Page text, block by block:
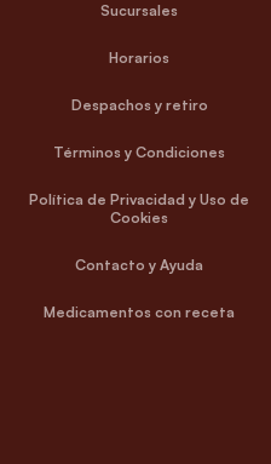
Sucursales
Horarios
Despachos y retiro
Términos y Condiciones
Política de Privacidad y Uso de
Cookies
Contacto y Ayuda
Medicamentos con receta